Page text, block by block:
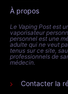
À propos
Le Vaping Post est
vaporisateur
personnel est une
adulte qui ne veut
tenus sur ce site,
professionnels de
médecin.
Contacter la